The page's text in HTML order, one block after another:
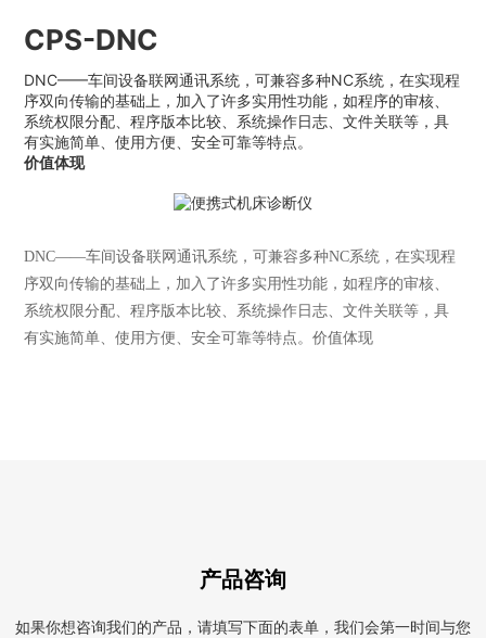
CPS-DNC
DNC——车间设备联网通讯系统，可兼容多种NC系统，在实现程
序双向传输的基础上，加入了许多实用性功能，如程序的审核、
系统权限分配、程序版本比较、系统操作日志、文件关联等，具
有实施简单、使用方便、安全可靠等特点。
价值体现
DNC——车间设备联网通讯系统，可兼容多种NC系统，在实现程
序双向传输的基础上，加入了许多实用性功能，如程序的审核、
系统权限分配、程序版本比较、系统操作日志、文件关联等，具
有实施简单、使用方便、安全可靠等特点。价值体现
产品咨询
如果你想咨询我们的产品，请填写下面的表单，我们会第一时间与您